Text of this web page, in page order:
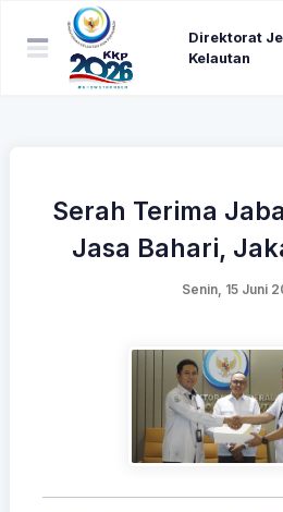
Direktorat
Kelautan
Serah Terima
Jasa Bahari,
Senin, 15 Juni